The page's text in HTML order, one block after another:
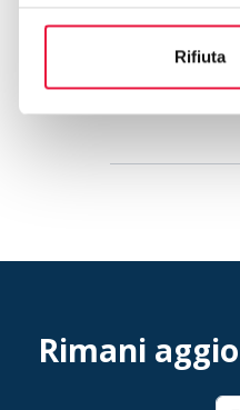
Rifiuta
Per ulteriori
planimetrie,
Rimani